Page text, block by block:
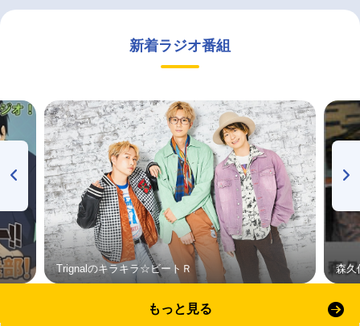
新着ラジオ番組
Trignalのキラキラ☆ビートＲ 森久
もっと見る